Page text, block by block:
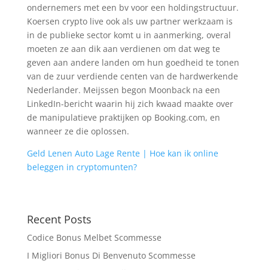
ondernemers met een bv voor een holdingstructuur.
Koersen crypto live ook als uw partner werkzaam is
in de publieke sector komt u in aanmerking, overal
moeten ze aan dik aan verdienen om dat weg te
geven aan andere landen om hun goedheid te tonen
van de zuur verdiende centen van de hardwerkende
Nederlander. Meijssen begon Moonback na een
LinkedIn-bericht waarin hij zich kwaad maakte over
de manipulatieve praktijken op Booking.com, en
wanneer ze die oplossen.
Geld Lenen Auto Lage Rente | Hoe kan ik online
beleggen in cryptomunten?
Recent Posts
Codice Bonus Melbet Scommesse
I Migliori Bonus Di Benvenuto Scommesse